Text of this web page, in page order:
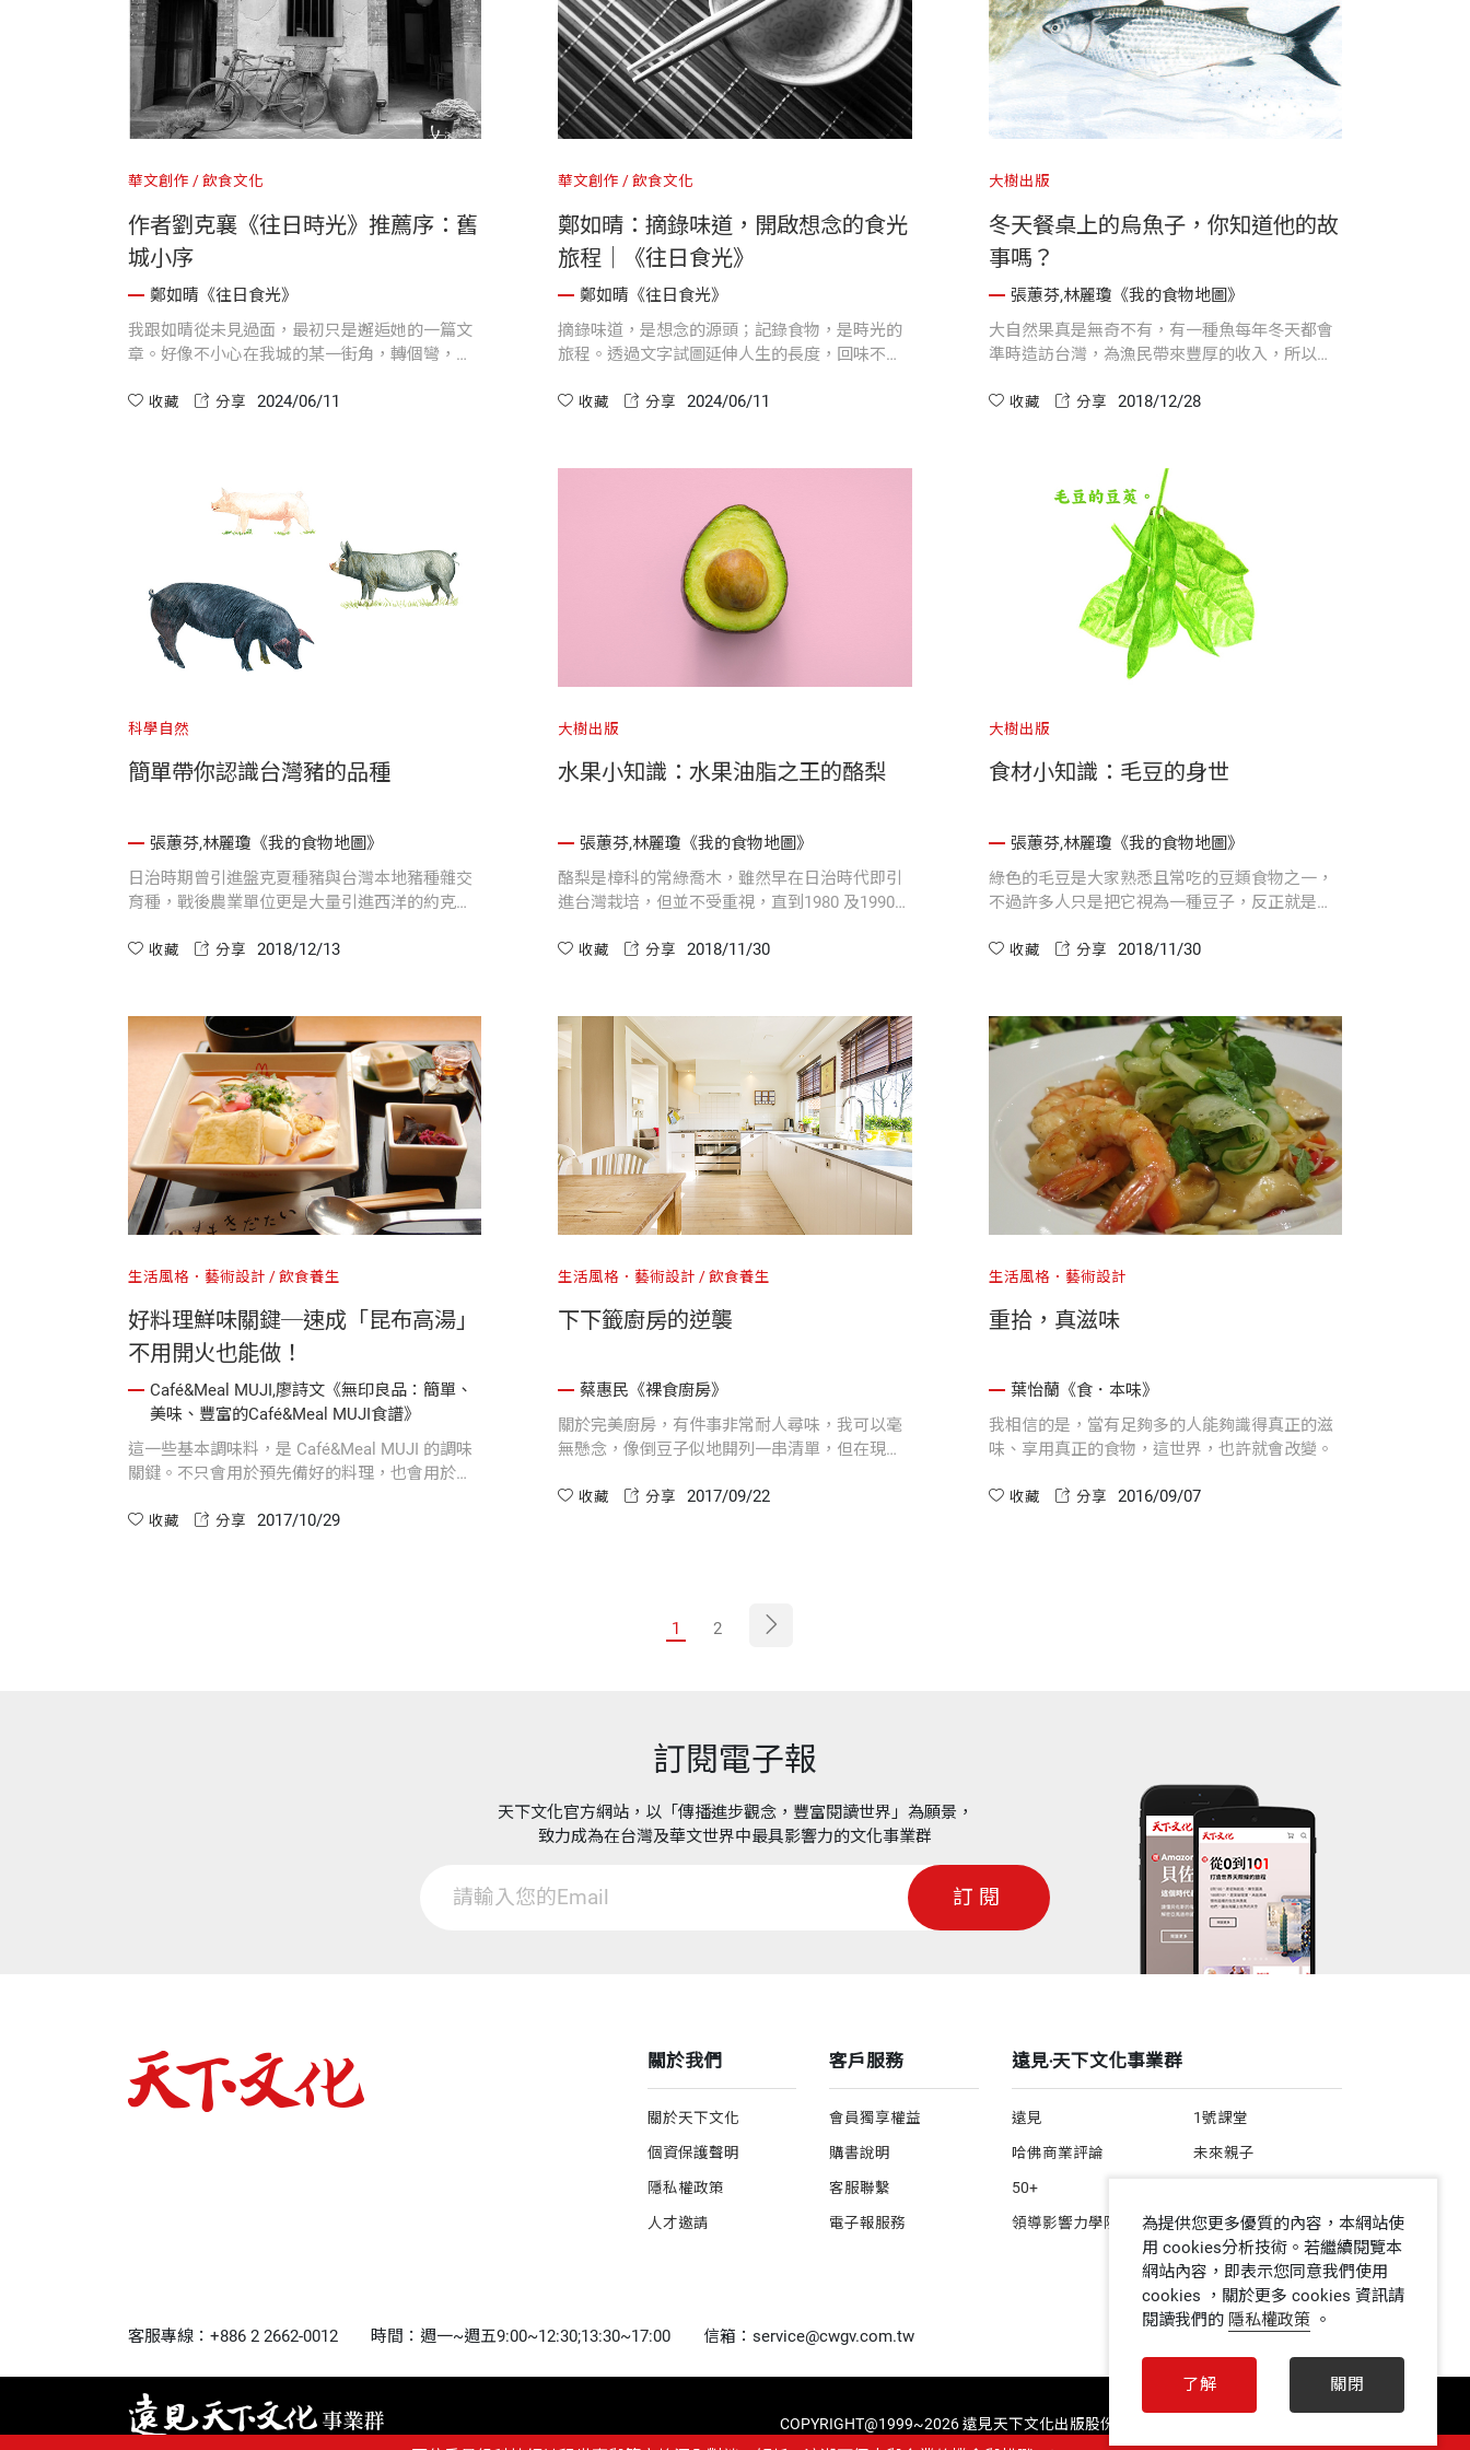
華文創作 飲食文化
作者劉克襄《往日時光》推薦序：舊
城小序
鄭如晴《往日食光》
我跟如晴從未見過面，最初只是邂逅她的一篇文
章。好像不小心在我城的某一街角，轉個彎，遇
歡，日後便常執意路過。原本就依戀的城市，如
收藏 分享 2024/06/11
華文創作 飲食文化
鄭如晴：摘錄味道，開啟想念的食光
旅程｜《往日食光》
鄭如晴《往日食光》
摘錄味道，是想念的源頭；記錄食物，是時光的
旅程。透過文字試圖延伸人生的長度，回味不為
或循著味道的迴路，摺疊時光，到達那個無法挽
代社會生活的樣貌？
收藏 分享 2024/06/11
大樹出版
冬天餐桌上的烏魚子，你知道他的故
事嗎？
張蕙芬,林麗瓊《我的食物地圖》
大自然果真是無奇不有，有一種魚每年冬天都會
準時造訪台灣，為漁民帶來豐厚的收入，所以我
來到台灣海峽報到。
收藏 分享 2018/12/28
科學自然
簡單帶你認識台灣豬的品種
張蕙芬,林麗瓊《我的食物地圖》
日治時期曾引進盤克夏種豬與台灣本地豬種雜交
育種，戰後農業單位更是大量引進西洋的約克
提供日益增長的豬肉需求。目前豬隻的大量飼養
收藏 分享 2018/12/13
大樹出版
水果小知識：水果油脂之王的酪梨
張蕙芬,林麗瓊《我的食物地圖》
酪梨是樟科的常綠喬木，雖然早在日治時代即引
進台灣栽培，但並不受重視，直到1980 及1990
的品系，並經多年研究及推廣，才奠立了台灣栽
收藏 分享 2018/11/30
大樹出版
食材小知識：毛豆的身世
張蕙芬,林麗瓊《我的食物地圖》
綠色的毛豆是大家熟悉且常吃的豆類食物之一，
不過許多人只是把它視為一種豆子，反正就是類
「未成熟的大豆」，而且毛豆、青豆、黃豆、大
也不同，而大家慣用的俗名也不同。
收藏 分享 2018/11/30
生活風格．藝術設計 飲食養生
好料理鮮味關鍵─速成「昆布高湯」
不用開火也能做！
Café&Meal MUJI,廖詩文《無印良品：簡單、
美味、豐富的Café&Meal MUJI食譜》
這一些基本調味料，是 Café&Meal MUJI 的調味
關鍵。不只會用於預先備好的料理，也會用於家
收藏 分享 2017/10/29
生活風格．藝術設計 飲食養生
下下籤廚房的逆襲
蔡惠民《裸食廚房》
關於完美廚房，有件事非常耐人尋味，我可以毫
無懸念，像倒豆子似地開列一串清單，但在現實
忘的廚房，卻和想像裡的完美一點邊也沾不上。
收藏 分享 2017/09/22
生活風格．藝術設計
重拾，真滋味
葉怡蘭《食．本味》
我相信的是，當有足夠多的人能夠識得真正的滋
味、享用真正的食物，這世界，也許就會改變。
收藏 分享 2016/09/07
1 2
訂閱電子報
天下文化官方網站，以「傳播進步觀念，豐富閱讀世界」為願景，
致力成為在台灣及華文世界中最具影響力的文化事業群
訂閱
關於我們
關於天下文化
個資保護聲明
隱私權政策
人才邀請
客戶服務
會員獨享權益
購書說明
客服聯繫
電子報服務
遠見‧天下文化事業群
遠見
哈佛商業評論
50+
領導影響力學院
1號課堂
未來親子
客服專線：+886 2 2662-0012 時間：週一~週五9:00~12:30;13:30~17:00 信箱：service@cwgv.com.tw
COPYRIGHT@1999~2026 遠見天下文化出版股份有限公司 ALL RIGHTS RESERVED
為提供您更多優質的內容，本網站使
用 cookies分析技術。若繼續閱覽本
網站內容，即表示您同意我們使用
cookies ，關於更多 cookies 資訊請
閱讀我們的 隱私權政策 。
了解 關閉